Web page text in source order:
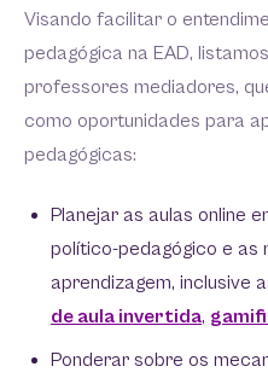
Visando facilitar o
pedagógica na EAD,
professores mediadores,
como oportunidades para
pedagógicas:
Planejar as aulas online
político-pedagógico e as
aprendizagem, inclusive
de aula invertida,
Ponderar sobre os